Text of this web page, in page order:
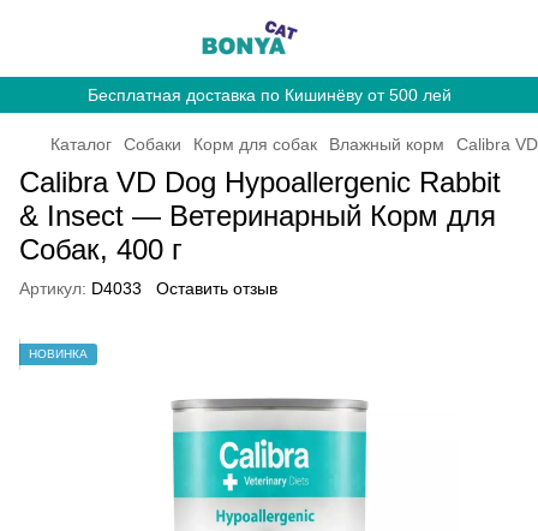
Бесплатная доставка по Кишинёву от 500 лей
Каталог Собаки Корм для собак Влажный корм Calibra
Calibra VD Dog Hypoallergenic Rabbit
& Insect — Ветеринарный Корм для
Собак, 400 г
Артикул: D4033 Оставить отзыв
НОВИНКА